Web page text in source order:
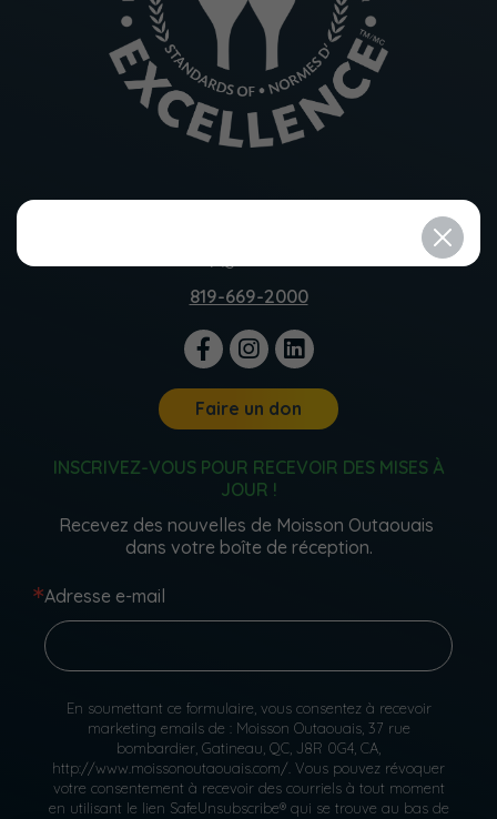
819-669-2000
Faire un don
INSCRIVEZ-VOUS POUR RECEVOIR DES MISES À
JOUR !
Recevez des nouvelles de Moisson Outaouais
dans votre boîte de réception.
Adresse e-mail
En soumettant ce formulaire, vous consentez à recevoir
marketing emails de : Moisson Outaouais, 37 rue
bombardier, Gatineau, QC, J8R 0G4, CA,
http://www.moissonoutaouais.com/. Vous pouvez révoquer
votre consentement à recevoir des courriels à tout moment
en utilisant le lien SafeUnsubscribe® qui se trouve au bas de